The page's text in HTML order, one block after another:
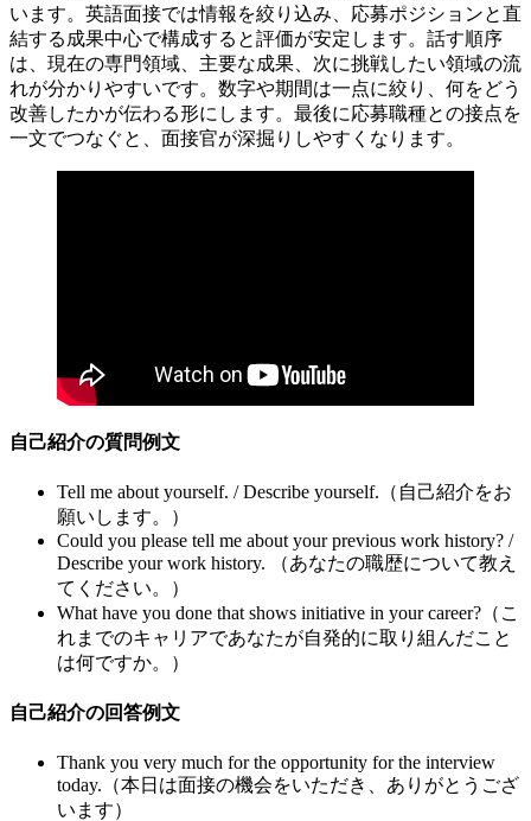
います。英語面接では情報を絞り込み、応募ポジションと直
結する成果中心で構成すると評価が安定します。話す順序
は、現在の専門領域、主要な成果、次に挑戦したい領域の流
れが分かりやすいです。数字や期間は一点に絞り、何をどう
改善したかが伝わる形にします。最後に応募職種との接点を
一文でつなぐと、面接官が深掘りしやすくなります。
自己紹介の質問例文
Tell me about yourself. / Describe yourself.（自己紹介をお
願いします。）
Could you please tell me about your previous work history? /
Describe your work history. （あなたの職歴について教え
てください。）
What have you done that shows initiative in your career?（こ
れまでのキャリアであなたが自発的に取り組んだこと
は何ですか。）
自己紹介の回答例文
Thank you very much for the opportunity for the interview
today.（本日は面接の機会をいただき、ありがとうござ
います）